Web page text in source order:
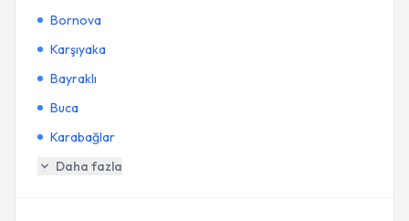
Bornova
Karşıyaka
Bayraklı
Buca
Karabağlar
Daha fazla